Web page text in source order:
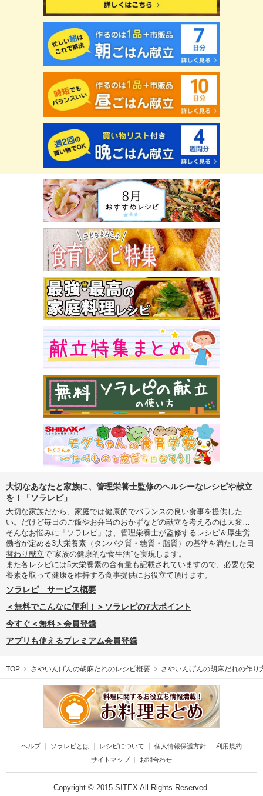
大切なあなたと家族に、管理栄養士監修のヘルシーなレシピや献立
を！「ソラレピ」
大切な家族だから、家庭では健康的でバランスの良い食事を提供した
い。だけど毎日のご飯やお弁当のおかずなどの献立を考えるのは大変…
そんなお悩みに「ソラレピ」は、管理栄養士が監修するレシピ＆厚生労
働省が定める3大栄養素（タンパク質・糖質・脂質）の基準を満たした 日
替わり献立で“家族の健康的な食生活”を実現します。
また各レシピには5大栄養素の含有量も記載されていますので、必要な栄
養素を取って健康を維持する食事提供にお役立て頂けます。
ソラレピ サービス概要
＜無料でこんなに便利！＞ソラレピの7大ポイント
今すぐ＜無料＞会員登録
アプリも使えるプレミアム会員登録
TOP さやいんげんの胡麻だれのレシピ概要 さやいんげんの胡麻だれの作り
ヘルプ ソラレピとは レシピについて 個人情報保護方針
利用規約
サイトマップ
お問合わせ
Copyright © 2015 SITEX All Rights Reserved.